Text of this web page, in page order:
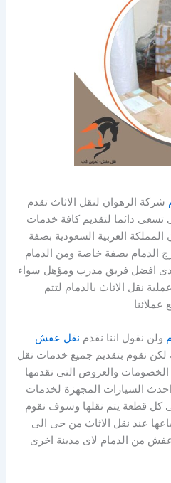
شركة الرهوان لنقل الاثاث تقدم
تسعى دائما لتقديم كافة خدمات
العربية السعودية بصفة
الدمام بصفة خاصة ومن الدمام
افضل فريق مدرب ومؤهل سواء
نقل الاثاث بالدمام لتتم
ولن نقول اننا نقدم نقل عفش
نقوم بتقديم جميع خدمات نقل
الخصومات والعروض التى نقدمها
السيارات المجهزة لخدمات
كل قطعة يتم نقلها وسوف نقوم
عند نقل الاثاث من حى الى
من الدمام لاى مدينة اخرى